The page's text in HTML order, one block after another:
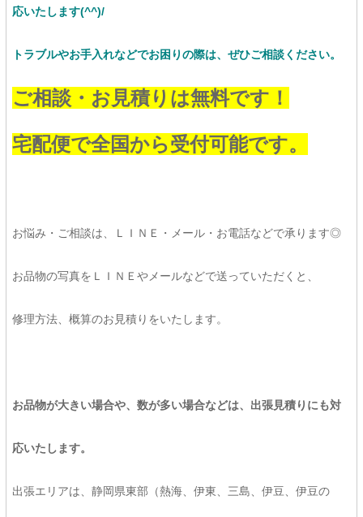
応いたします(^^)/
トラブルやお手入れなどでお困りの際は、ぜひご相談ください。
ご相談・お見積りは無料です！
宅配便で全国から受付可能です。
お悩み・ご相談は、ＬＩＮＥ・メール・お電話などで承ります◎
お品物の写真をＬＩＮＥやメールなどで送っていただくと、
修理方法、概算のお見積りをいたします。
お品物が大きい場合や、数が多い場合などは、出張見積りにも対
応いたします。
出張エリアは、静岡県東部（熱海、伊東、三島、伊豆、伊豆の